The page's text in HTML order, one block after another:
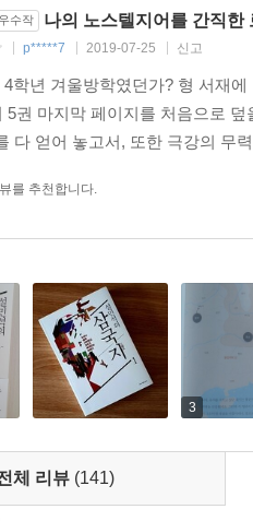
시킨 겁니다. 반대로 고려를 건
하는 사성정책으로 포용하거
전을 시행하는 등 포용의 리더
음으로써 진짜 내 사람으로 만들
놈, 현명한 놈」중에서
수작 나의 노스텔지어를 간직한
p*****7 2019-07-25 신고
4학년 겨울방학였던가? 형 서재
5권 마지막 페이지를 처음으로
다 얻어 놓고서, 또한 극강의 무
를 추천합니다.
3
체 리뷰 (141)